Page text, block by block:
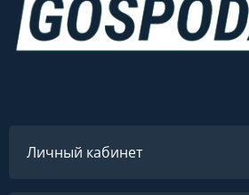
Личный кабинет